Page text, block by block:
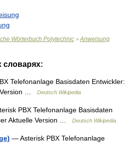
Wörterbuch Polytechnic > Anweisung
словарях:
Telefonanlage Basisdaten Entwickler:
Version …
Deutsch Wikipedia
PBX Telefonanlage Basisdaten
Aktuelle Version …
Deutsch Wikipedia
— Asterisk PBX Telefonanlage